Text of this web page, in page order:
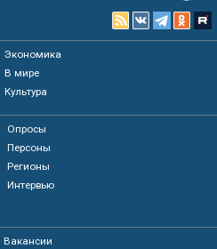
Экономика
В мире
Культура
Опросы
Персоны
Регионы
Интервью
Вакансии